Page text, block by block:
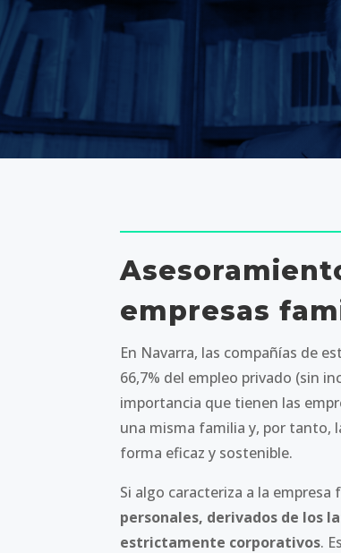
empresas
En Navarra, las compañías de
66,7% del empleo privado (sin
importancia que tienen las
una misma familia y, por tanto,
forma eficaz y sostenible.
Si algo caracteriza a la empresa
personales, derivados de los
estrictamente corporativos.